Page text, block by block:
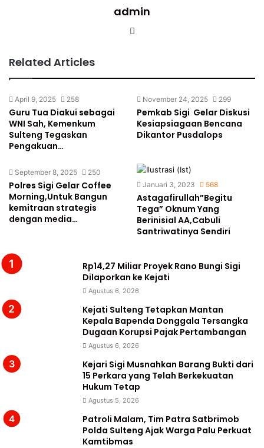
admin
Website
Related Articles
April 9, 2025 258
Guru Tua Diakui sebagai
WNI Sah, Kemenkum
Sulteng Tegaskan
Pengakuan…
November 24, 2025 299
Pemkab Sigi Gelar Diskusi
Kesiapsiagaan Bencana
Dikantor Pusdalops
September 8, 2025 250
Polres Sigi Gelar Coffee
Morning,Untuk Bangun
kemitraan strategis
dengan media…
Januari 3, 2023 568
Astagafirullah”Begitu
Tega” Oknum Yang
Berinisial AA,Cabuli
Santriwatinya Sendiri
Rp14,27 Miliar Proyek Rano Bungi Sigi
Dilaporkan ke Kejati
Agustus 6, 2026
Kejati Sulteng Tetapkan Mantan
Kepala Bapenda Donggala Tersangka
Dugaan Korupsi Pajak Pertambangan
Agustus 6, 2026
Kejari Sigi Musnahkan Barang Bukti dari
15 Perkara yang Telah Berkekuatan
Hukum Tetap
Agustus 5, 2026
Patroli Malam, Tim Patra Satbrimob
Polda Sulteng Ajak Warga Palu Perkuat
Kamtibmas